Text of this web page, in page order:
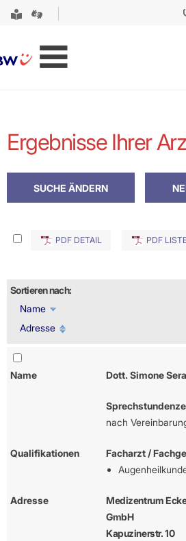
Ergebnisse Ihrer
PDF DETAIL PDF
Sortieren nach:
Name
Adresse
Name Dott. Simone
nach
Qualifikationen
Facharzt /
Adresse
Medizentrum
GmbH
Kapuzinerstr. 10